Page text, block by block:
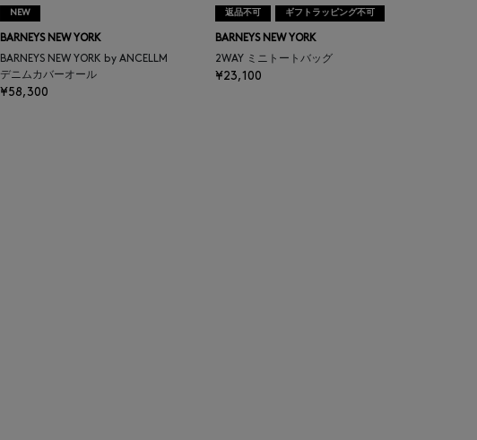
NEW
BARNEYS NEW YORK
BARNEYS NEW YORK by ANCELLM
デニムカバーオール
¥58,300
返品不可 ギフトラッピング不可
BARNEYS NEW YORK
2WAY ミニトートバッグ
¥23,100